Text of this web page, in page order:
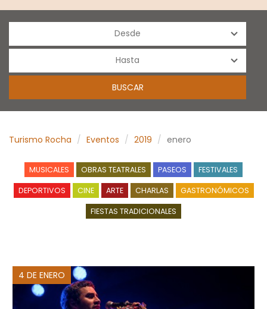
Turismo Rocha Eventos 2019 enero
MUSICALES OBRAS TEATRALES PASEOS FESTIVALES
DEPORTIVOS CINE ARTE CHARLAS GASTRONÓMICOS
FIESTAS TRADICIONALES
4 DE ENERO